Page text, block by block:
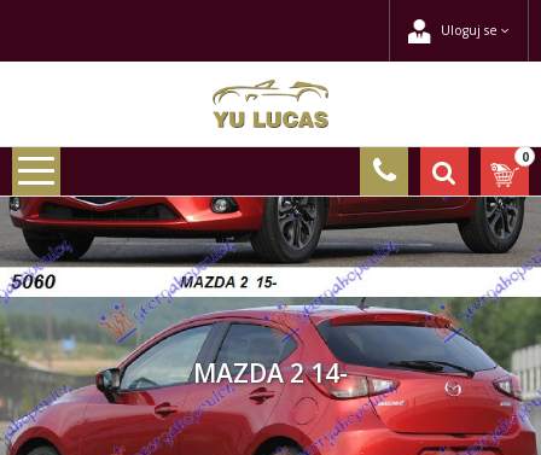
Uloguj se
0
MAZDA 2 14-